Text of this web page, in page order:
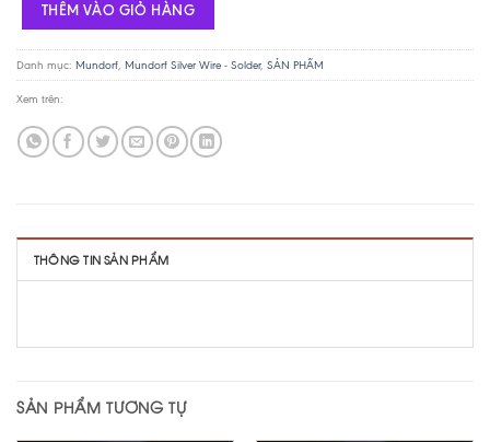
THÊM VÀO GIỎ HÀNG
Danh mục: Mundorf, Mundorf Silver Wire - Solder, SẢN PHẨM
Xem trên:
THÔNG TIN SẢN PHẨM
SẢN PHẨM TƯƠNG TỰ